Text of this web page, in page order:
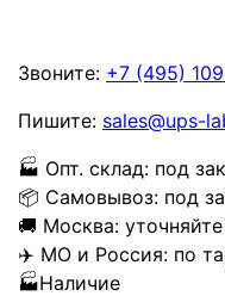
Звоните: +7 (495)
Пишите: sales@ups-
🏭 Опт. склад: под
📦 Самовывоз: под
🚚 Москва:
✈️ МО и Россия: по
🏭Наличие